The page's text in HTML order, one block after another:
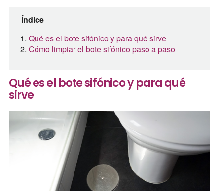
Índice
Qué es el bote sifónico y para qué sirve
Cómo limpiar el bote sifónico paso a paso
Qué es el bote sifónico y para qué
sirve